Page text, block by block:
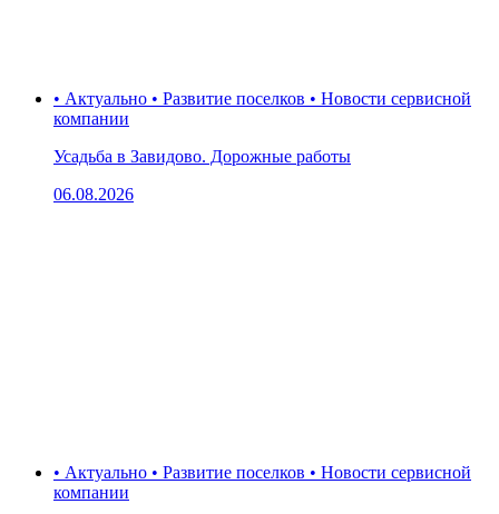
• Актуально • Развитие поселков • Новости сервисной
компании
Усадьба в Завидово. Дорожные работы
06.08.2026
• Актуально • Развитие поселков • Новости сервисной
компании